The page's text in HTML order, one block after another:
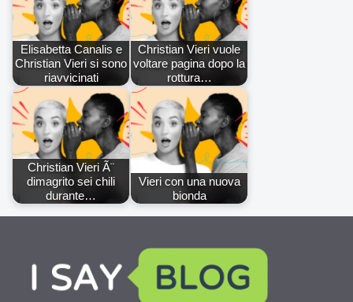
Elisabetta Canalis e
Christian Vieri si sono
riavvicinati
Christian Vieri vuole
voltare pagina dopo la
rottura…
Christian Vieri Ã¨
dimagrito sei chili
durante…
Vieri con una nuova
bionda